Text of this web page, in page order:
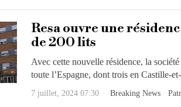
Resa ouvre une
de 200 lits
Avec cette nouvelle résidence, la
toute l’Espagne, dont trois en Castille-
7 juillet, 2024 07:30 Breaking News ·